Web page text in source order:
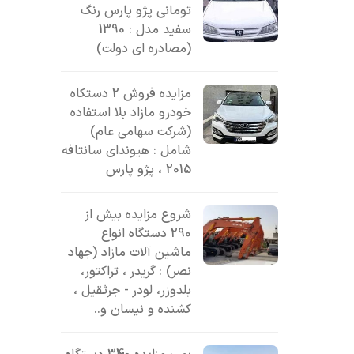
تومانی پژو پارس رنگ
سفید مدل : 1390
(مصادره ای دولت)
مزایده فروش 2 دستکاه
خودرو مازاد بلا استفاده
(شرکت سهامی عام)
شامل : هیوندای سانتافه
2015 ، پژو پارس
شروع مزایده بیش از
290 دستگاه انواع
ماشین آلات مازاد (جهاد
نصر) : گریدر ، تراکتور،
بلدوزر، لودر - جرثقیل ،
کشنده و نیسان و..